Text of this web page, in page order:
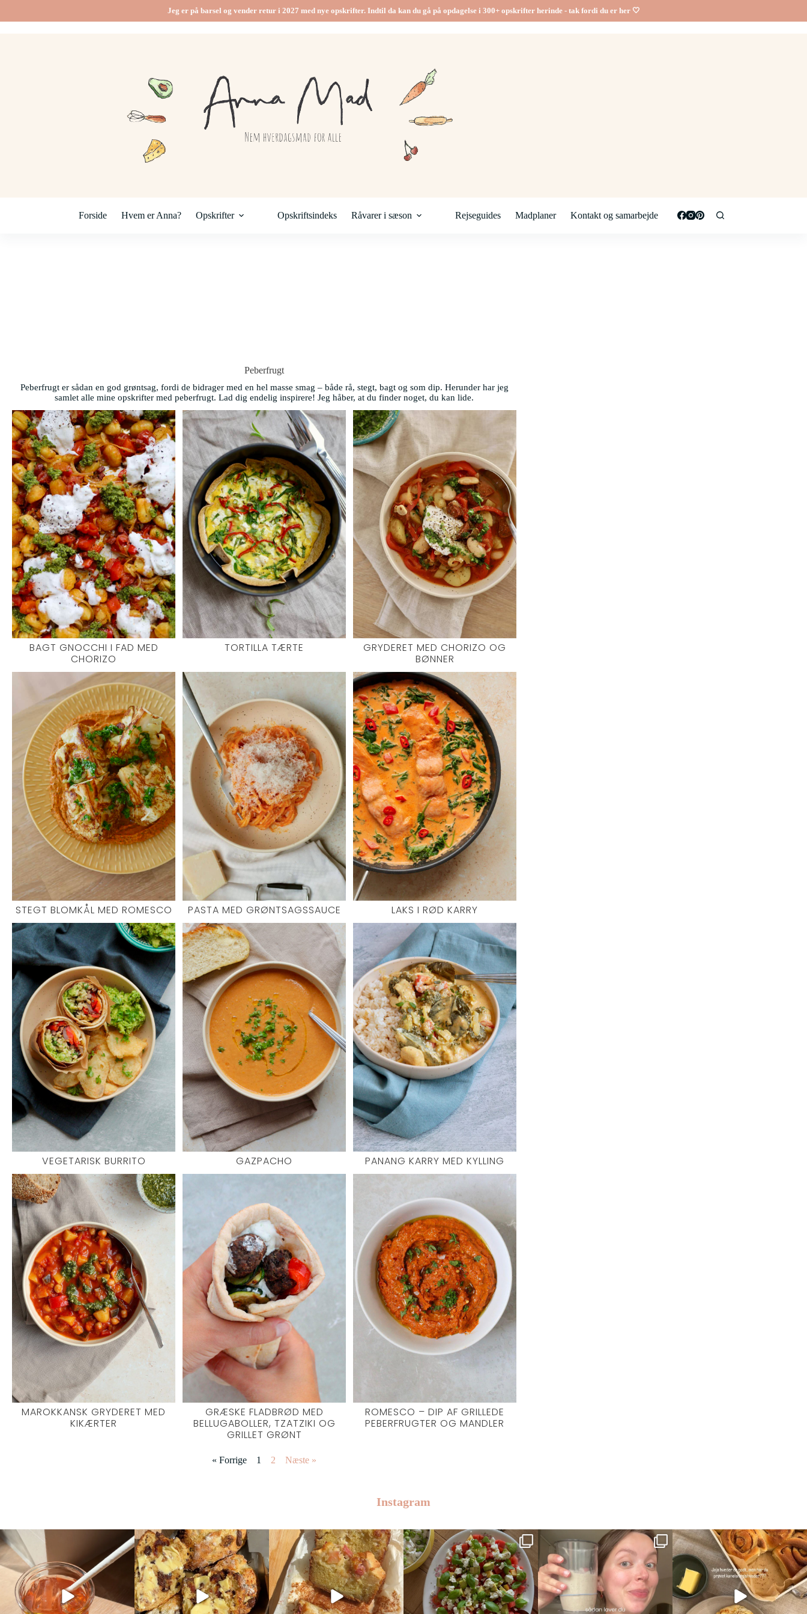
Jeg er på barsel og vender retur i 2027 med nye opskrifter. Indtil da kan du gå på opdagelse i 300+ opskrifter herinde - tak fordi du er her 🤍
Forside Hvem er Anna? Opskrifter Opskriftsindeks Råvarer i sæson Rejseguides Madplaner Kontakt og samarbejde
Peberfrugt
Peberfrugt er sådan en god grøntsag, fordi de bidrager med en hel masse smag – både rå, stegt, bagt og som dip. Herunder har jeg
samlet alle mine opskrifter med peberfrugt. Lad dig endelig inspirere! Jeg håber, at du finder noget, du kan lide.
BAGT GNOCCHI I FAD MED
CHORIZO
TORTILLA TÆRTE
GRYDERET MED CHORIZO OG
BØNNER
STEGT BLOMKÅL MED ROMESCO PASTA MED GRØNTSAGSSAUCE LAKS I RØD KARRY
VEGETARISK BURRITO GAZPACHO PANANG KARRY MED KYLLING
MAROKKANSK GRYDERET MED
KIKÆRTER
GRÆSKE FLADBRØD MED
BELLUGABOLLER, TZATZIKI OG
GRILLET GRØNT
ROMESCO – DIP AF GRILLEDE
PEBERFRUGTER OG MANDLER
« Forrige 1 2 Næste »
Instagram